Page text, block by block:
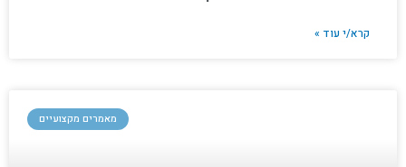
קרא/י עוד »
מאמרים מקצועיים